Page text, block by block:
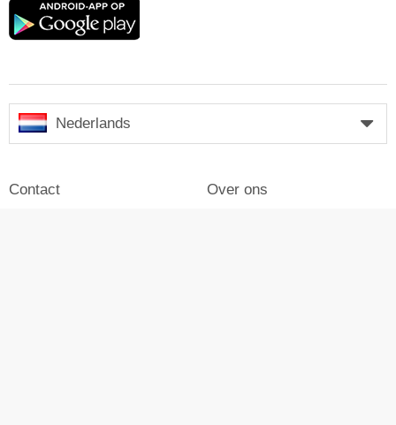
Google
Nederlands
Contact Over ons